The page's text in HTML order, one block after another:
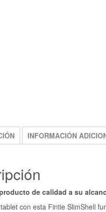
INFORMACIÓN
de calidad a su
con esta Fintie SlimShell